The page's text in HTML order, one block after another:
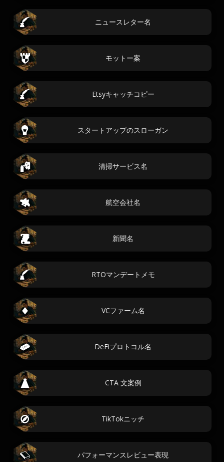
ニュースレター名
モットー案
Etsyキャッチコピー
スタートアップのスローガン
清掃サービス名
航空会社名
新聞名
RTOマンデートメモ
VCファーム名
DeFiプロトコル名
CTA 文案例
TikTokニッチ
パフォーマンスレビュー表現